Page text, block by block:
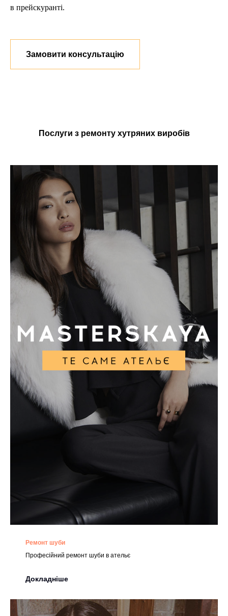
в прейскуранті.
Замовити консультацію
Послуги з ремонту хутряних виробів
Ремонт шуби
Професійний ремонт шуби в ательє
Докладніше